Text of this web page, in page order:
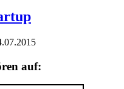
auf: